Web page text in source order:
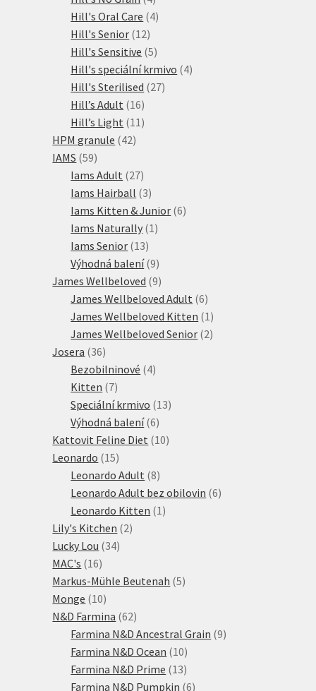
produkty
Hill's Oral Care 44
Hill's Senior 1212
produktů
Hill's Sensitive 55
produktů
Hill's speciální krmivo 44
Hill's Sterilised 2727
Hill’s Adult 1616
produktů
Hill’s Light 11 11
HPM granule 4242
IAMS 5959
produktů
Iams Adult 2727
produktů
Iams Hairball 33
produkty
Iams Kitten & Junior 66
Iams Naturally 1 1
Iams Senior 1313
produktů
Výhodná balení 99
produktů
James Wellbeloved 99
produktů
James Wellbeloved Adult 66
produktů
James Wellbeloved Kitten 1 1
produkt
James Wellbeloved Senior 22
Josera 3636
produktů
Bezobilninové 44
Kitten 77
produktů
Speciální krmivo 1313
Výhodná balení 66
produktů
Kattovit Feline Diet 1010
Leonardo 1515
produktů
Leonardo Adult 88
produktů
Leonardo Adult bez obilovin 66
Leonardo Kitten 1 1
Lily's Kitchen 22
Lucky Lou 3434
MAC's 1616
produktů
Markus-Mühle Beutenah 55
Monge 1010
produktů
N&D Farmina 6262
produktů
Farmina N&D Ancestral Grain 99
Farmina N&D Ocean 1010
produktů
Farmina N&D Prime 1313
produktů
Farmina N&D Pumpkin 66